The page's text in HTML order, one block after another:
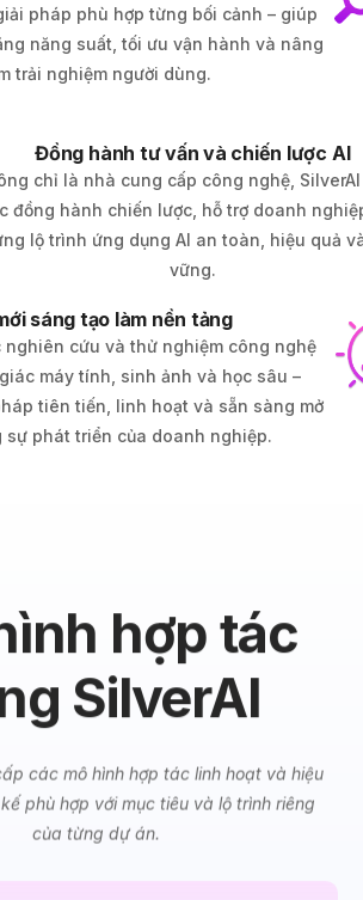
pháp phù hợp từng bối cảnh – giúp
năng suất, tối ưu vận hành và nâng
trải nghiệm người dùng.
Đồng hành tư vấn và chiến lược AI
chỉ là nhà cung cấp công nghệ,
đồng hành chiến lược, hỗ trợ doanh
lộ trình ứng dụng AI an toàn, hiệu quả
vững.
sáng tạo làm nền tảng
nghiên cứu và thử nghiệm công nghệ
máy tính, sinh ảnh và học sâu –
tiên tiến, linh hoạt và sẵn sàng mở
sự phát triển của doanh nghiệp.
hợp tác
SilverAI
các mô hình hợp tác linh hoạt và hiệu
phù hợp với mục tiêu và lộ trình riêng
của từng dự án.